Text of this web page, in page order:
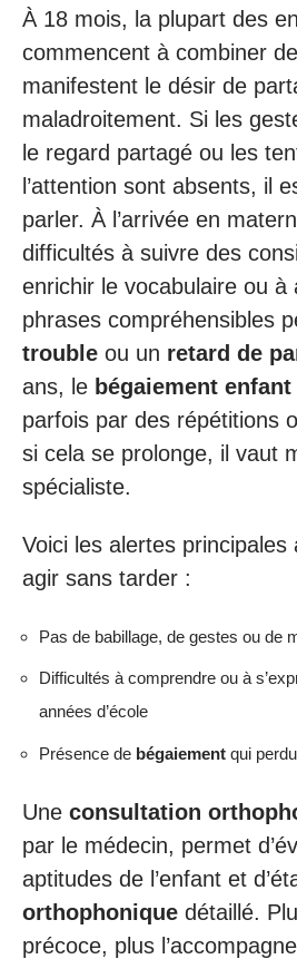
À 18 mois, la plupart des
commencent à combiner
manifestent le désir de
maladroitement. Si les
le regard partagé ou les
l’attention sont absents, il
parler. À l’arrivée en
difficultés à suivre des
enrichir le vocabulaire ou à
phrases compréhensibles
trouble ou un retard de
ans, le bégaiement enfant
parfois par des répétitions
si cela se prolonge, il vaut
spécialiste.
Voici les alertes principales
agir sans tarder :
Pas de babillage, de gestes ou de
Difficultés à comprendre ou à
années d’école
Présence de bégaiement qui
Une consultation
par le médecin, permet
aptitudes de l’enfant et
orthophonique détaillé.
précoce, plus